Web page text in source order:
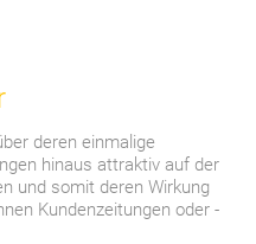
deren einmalige
hinaus attraktiv auf der
und somit deren Wirkung
Kundenzeitungen oder -